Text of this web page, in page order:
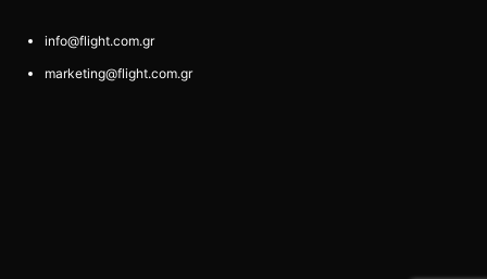
info@flight.com.gr
marketing@flight.com.gr